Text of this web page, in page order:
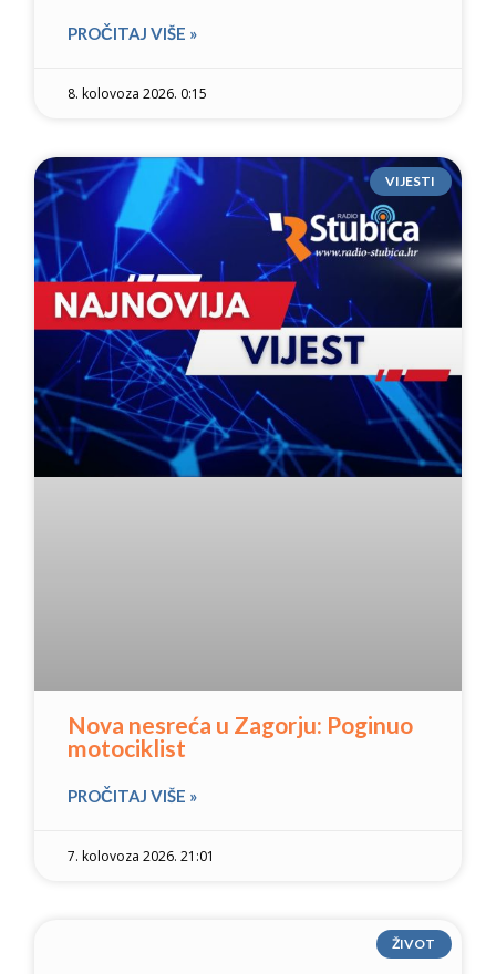
PROČITAJ VIŠE »
8. kolovoza 2026. 0:15
VIJESTI
Nova nesreća u Zagorju: Poginuo
motociklist
PROČITAJ VIŠE »
7. kolovoza 2026. 21:01
ŽIVOT